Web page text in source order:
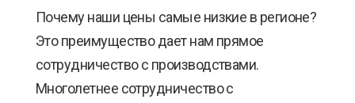
Почему наши цены самые низкие в регионе?
Это преимущество дает нам прямое
сотрудничество с производствами.
Многолетнее сотрудничество с